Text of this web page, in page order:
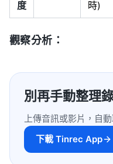
度
時)
觀察分析：
別再手動整理
上傳音訊或影片，自
下載 Tinrec App